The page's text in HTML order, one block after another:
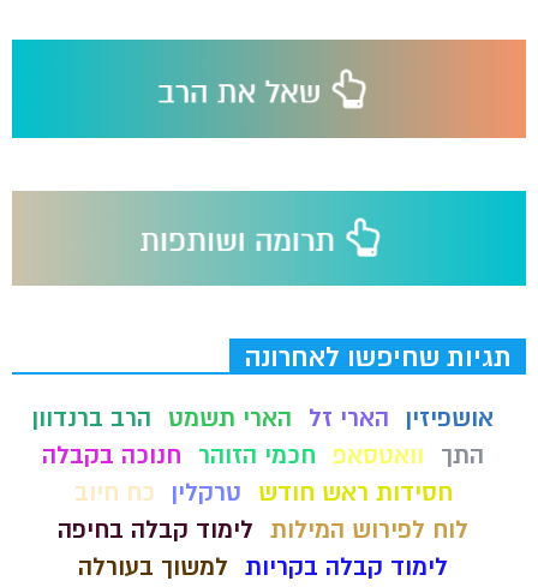
תגיות שחיפשו לאחרונה
אושפיזין הארי זל הארי תשמט
הרב ברנדוון
התך
וואטסאפ חכמי הזוהר
חנוכה בקבלה
חסידות ראש חודש
טרקלין
כח חיוב
לוח לפירוש המילות לימוד קבלה בחיפה
לימוד קבלה בקריות למשוך בעורלה